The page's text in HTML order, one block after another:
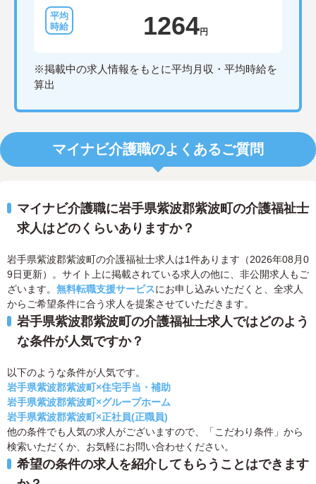
1264円
※掲載中の求人情報をもとに平均月収・平均時給を
算出
マイナビ介護職のよくあるご質問
マイナビ介護職に岩手県紫波郡紫波町の介護福祉士
求人はどのくらいありますか？
岩手県紫波郡紫波町の介護福祉士求人は1件あります（2026年08月0
9日更新）。サイト上に掲載されている求人の他に、非公開求人もご
ざいます。 無料転職支援サービスにお申し込みいただくと、全求人
からご希望条件に合う求人を提案させていただきます。
岩手県紫波郡紫波町の介護福祉士求人ではどのよう
な条件が人気ですか？
以下のような条件が人気です。
岩手県紫波郡紫波町×住宅手当・補助
岩手県紫波郡紫波町×グループホーム
岩手県紫波郡紫波町×正社員(正職員)
他の条件でも人気の求人がございますので、「こだわり条件」から
検索いただくか、お気軽にお問い合わせください。
希望の条件の求人を紹介してもらうことはできます